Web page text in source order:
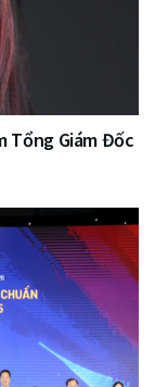
Tổng Giám Đốc